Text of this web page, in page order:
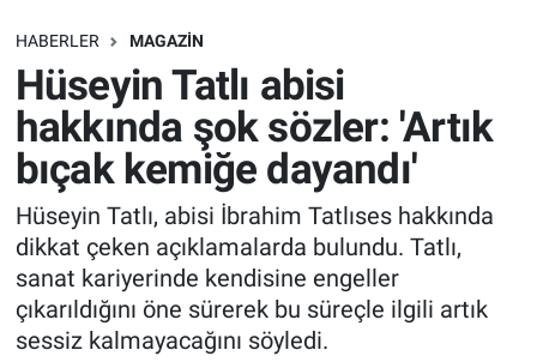
HABERLER MAGAZIN
Hüseyin Tatlı abisi
hakkında şok sözler: 'Artık
bıçak kemiğe dayandı'
Hüseyin Tatlı, abisi İbrahim Tatlıses hakkında
dikkat çeken açıklamalarda bulundu. Tatlı,
sanat kariyerinde kendisine engeller
çıkarıldığını öne sürerek bu süreçle ilgili artık
sessiz kalmayacağını söyledi.
SAĞLIK
EKONOMİ
EĞİTİM
ÖZEL HABER
Keşfet
ASTROLOJİ